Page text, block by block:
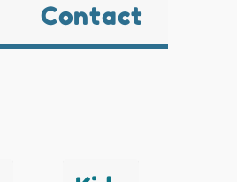
Contact